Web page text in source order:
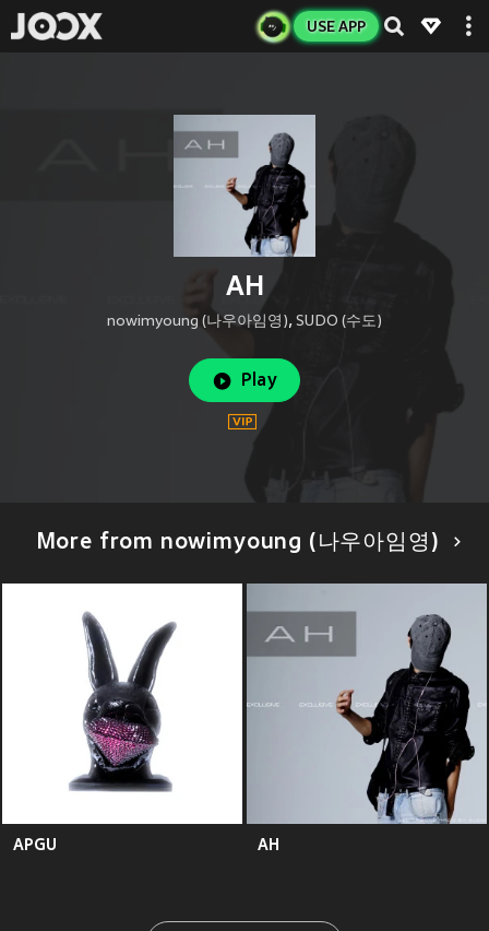
USE APP
AH
nowimyoung (나우아임영), SUDO (수도)
Play
More from nowimyoung (나우아임영)
APGU AH